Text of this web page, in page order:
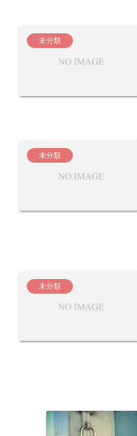
未分類
未分類
未分類